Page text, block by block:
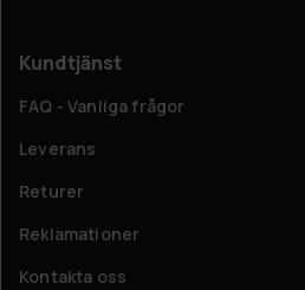
Kundtjänst
FAQ - Vanliga frågor
Leverans
Returer
Reklamationer
Kontakta oss